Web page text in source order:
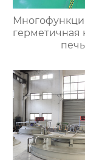
герметичная
печь